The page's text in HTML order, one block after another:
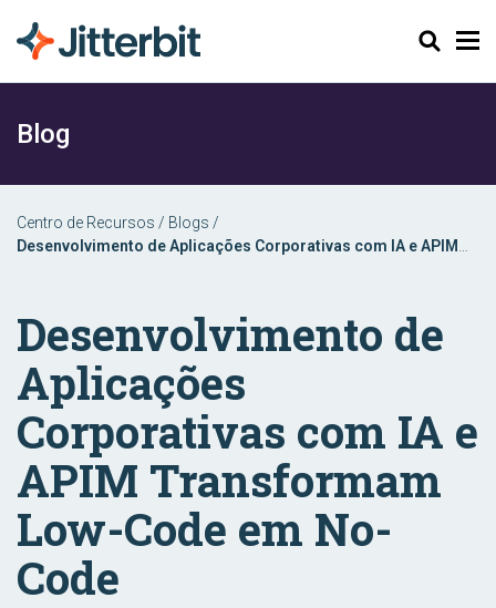
Pesquisar
Blog
Centro de Recursos / Blogs /
Desenvolvimento de Aplicações Corporativas com IA e APIM
Desenvolvimento de
Aplicações
Corporativas com IA e
APIM Transformam
Low-Code em No-
Code